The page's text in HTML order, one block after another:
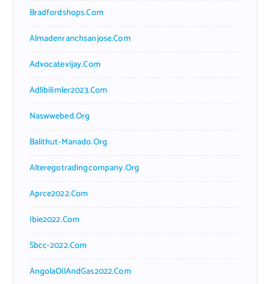
Bradfordshops.com
Almadenranchsanjose.com
Advocatevijay.com
Adlibilimler2023.com
Naswwebed.org
Balithut-Manado.org
Alteregotradingcompany.org
Aprce2022.com
Ibie2022.com
Sbcc-2022.com
AngolaOilAndGas2022.com